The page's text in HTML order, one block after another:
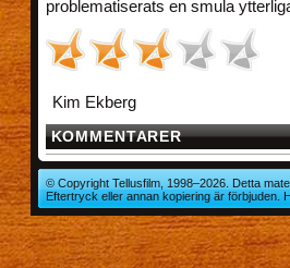
problematiserats en smula
Kim Ekberg
KOMMENTARER
© Copyright Tellusfilm, 1998–2026. Detta
Eftertryck eller annan kopiering är förbjuden.